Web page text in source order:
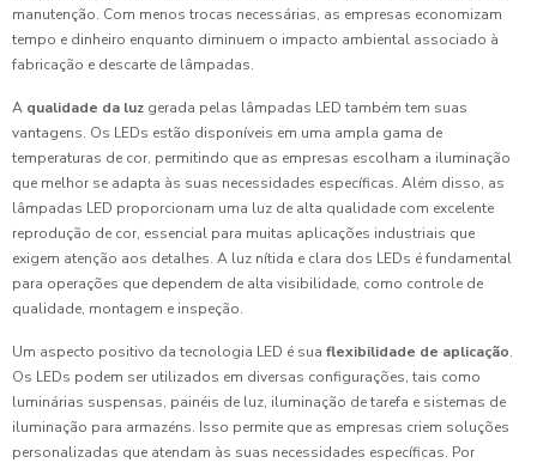
manutenção. Com menos trocas necessárias, as empresas economizam
tempo e dinheiro enquanto diminuem o impacto ambiental associado à
fabricação e descarte de lâmpadas.
A qualidade da luz gerada pelas lâmpadas LED também tem suas
vantagens. Os LEDs estão disponíveis em uma ampla gama de
temperaturas de cor, permitindo que as empresas escolham a iluminação
que melhor se adapta às suas necessidades específicas. Além disso, as
lâmpadas LED proporcionam uma luz de alta qualidade com excelente
reprodução de cor, essencial para muitas aplicações industriais que
exigem atenção aos detalhes. A luz nítida e clara dos LEDs é fundamental
para operações que dependem de alta visibilidade, como controle de
qualidade, montagem e inspeção.
Um aspecto positivo da tecnologia LED é sua flexibilidade de aplicação.
Os LEDs podem ser utilizados em diversas configurações, tais como
luminárias suspensas, painéis de luz, iluminação de tarefa e sistemas de
iluminação para armazéns. Isso permite que as empresas criem soluções
personalizadas que atendam às suas necessidades específicas. Por